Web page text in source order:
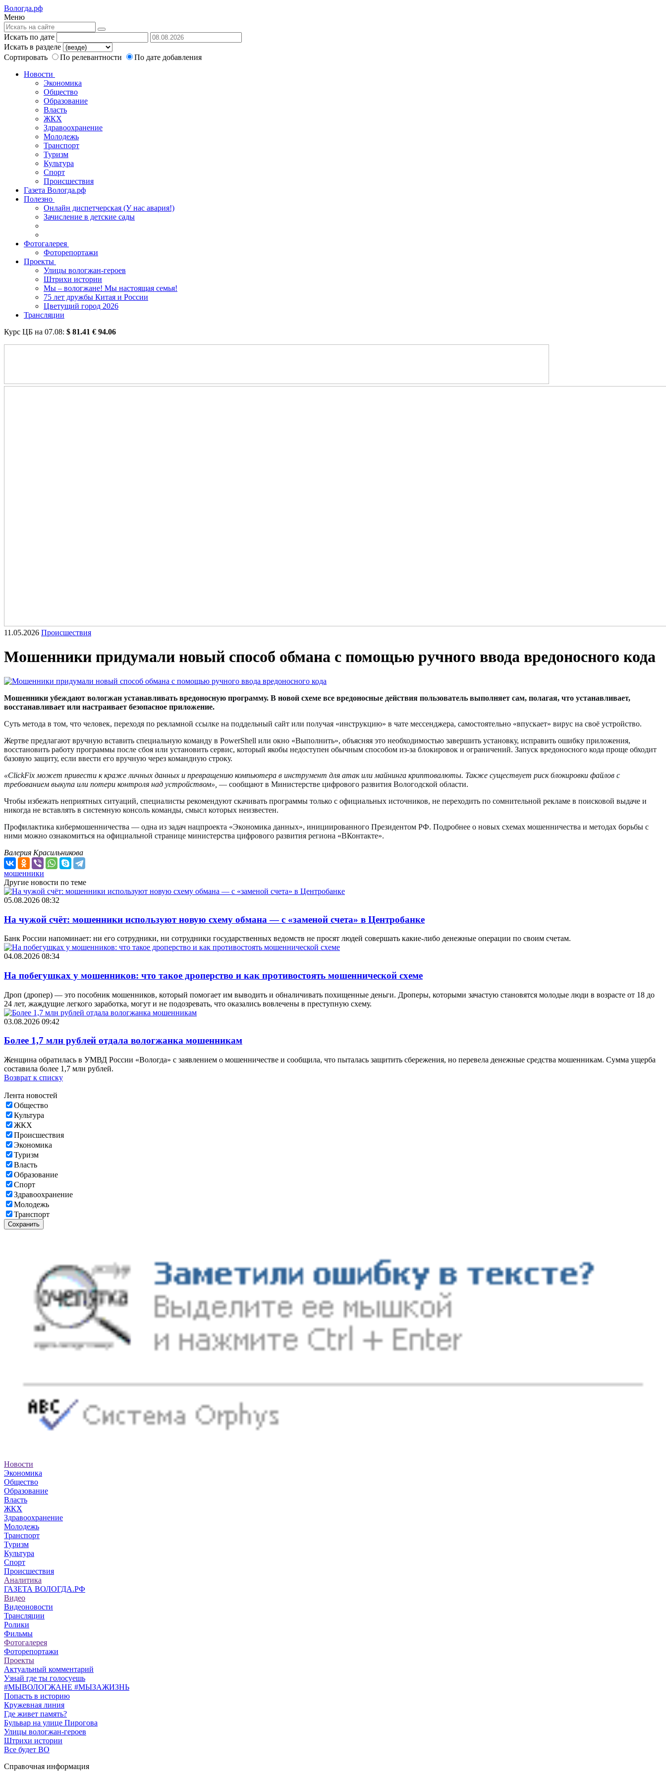
Вологда.рф
Меню
Искать по дате
Искать в разделе
Сортировать
По релевантности
По дате добавления
Новости
Экономика
Общество
Образование
Власть
ЖКХ
Здравоохранение
Молодежь
Транспорт
Туризм
Культура
Спорт
Происшествия
Газета Вологда.рф
Полезно
Онлайн диспетчерская (У нас авария!)
Зачисление в детские сады
Фотогалерея
Фоторепортажи
Проекты
Улицы вологжан-героев
Штрихи истории
Мы – вологжане! Мы настоящая семья!
75 лет дружбы Китая и России
Цветущий город 2026
Трансляции
Курс ЦБ на 07.08: $ 81.41 € 94.06
11.05.2026 Происшествия
Мошенники придумали новый способ обмана с помощью ручного ввода вредоносного кода
Мошенники убеждают вологжан устанавливать вредоносную программу. В новой схеме все вредоносные действия пользователь выполняет сам, полагая, что устанавливает,
восстанавливает или настраивает безопасное приложение.
Суть метода в том, что человек, переходя по рекламной ссылке на поддельный сайт или получая «инструкцию» в чате мессенджера, самостоятельно «впускает» вирус на своё устройство.
Жертве предлагают вручную вставить специальную команду в PowerShell или окно «Выполнить», объясняя это необходимостью завершить установку, исправить ошибку приложения,
восстановить работу программы после сбоя или установить сервис, который якобы недоступен обычным способом из-за блокировок и ограничений. Запуск вредоносного кода проще обходит
базовую защиту, если ввести его вручную через командную строку.
«ClickFix может привести к краже личных данных и превращению компьютера в инструмент для атак или майнинга криптовалюты. Также существует риск блокировки файлов с
требованием выкупа или потери контроля над устройством», — сообщают в Министерстве цифрового развития Вологодской области.
Чтобы избежать неприятных ситуаций, специалисты рекомендуют скачивать программы только с официальных источников, не переходить по сомнительной рекламе в поисковой выдаче и
никогда не вставлять в системную консоль команды, смысл которых неизвестен.
Профилактика кибермошенничества — одна из задач нацпроекта «Экономика данных», инициированного Президентом РФ. Подробнее о новых схемах мошенничества и методах борьбы с
ними можно ознакомиться на официальной странице министерства цифрового развития региона «ВКонтакте».
Валерия Красильникова
мошенники
Другие новости по теме
05.08.2026 08:32
На чужой счёт: мошенники используют новую схему обмана — с «заменой счета» в Центробанке
Банк России напоминает: ни его сотрудники, ни сотрудники государственных ведомств не просят людей совершать какие-либо денежные операции по своим счетам.
04.08.2026 08:34
На побегушках у мошенников: что такое дроперство и как противостоять мошеннической схеме
Дроп (дропер) — это пособник мошенников, который помогает им выводить и обналичивать похищенные деньги. Дроперы, которыми зачастую становятся молодые люди в возрасте от 18 до
24 лет, жаждущие легкого заработка, могут и не подозревать, что оказались вовлечены в преступную схему.
03.08.2026 09:42
Более 1,7 млн рублей отдала вологжанка мошенникам
Женщина обратилась в УМВД России «Вологда» с заявлением о мошенничестве и сообщила, что пыталась защитить сбережения, но перевела денежные средства мошенникам. Сумма ущерба
составила более 1,7 млн рублей.
Возврат к списку
Лента новостей
Общество
Культура
ЖКХ
Происшествия
Экономика
Туризм
Власть
Образование
Спорт
Здравоохранение
Молодежь
Транспорт
Сохранить
Новости
Экономика
Общество
Образование
Власть
ЖКХ
Здравоохранение
Молодежь
Транспорт
Туризм
Культура
Спорт
Происшествия
Аналитика
ГАЗЕТА ВОЛОГДА.РФ
Видео
Видеоновости
Трансляции
Ролики
Фильмы
Фотогалерея
Фоторепортажи
Проекты
Актуальный комментарий
Узнай где ты голосуешь
#МЫВОЛОГЖАНЕ #МЫЗАЖИЗНЬ
Попасть в историю
Кружевная линия
Где живет память?
Бульвар на улице Пирогова
Улицы вологжан-героев
Штрихи истории
Все будет ВО
Справочная информация